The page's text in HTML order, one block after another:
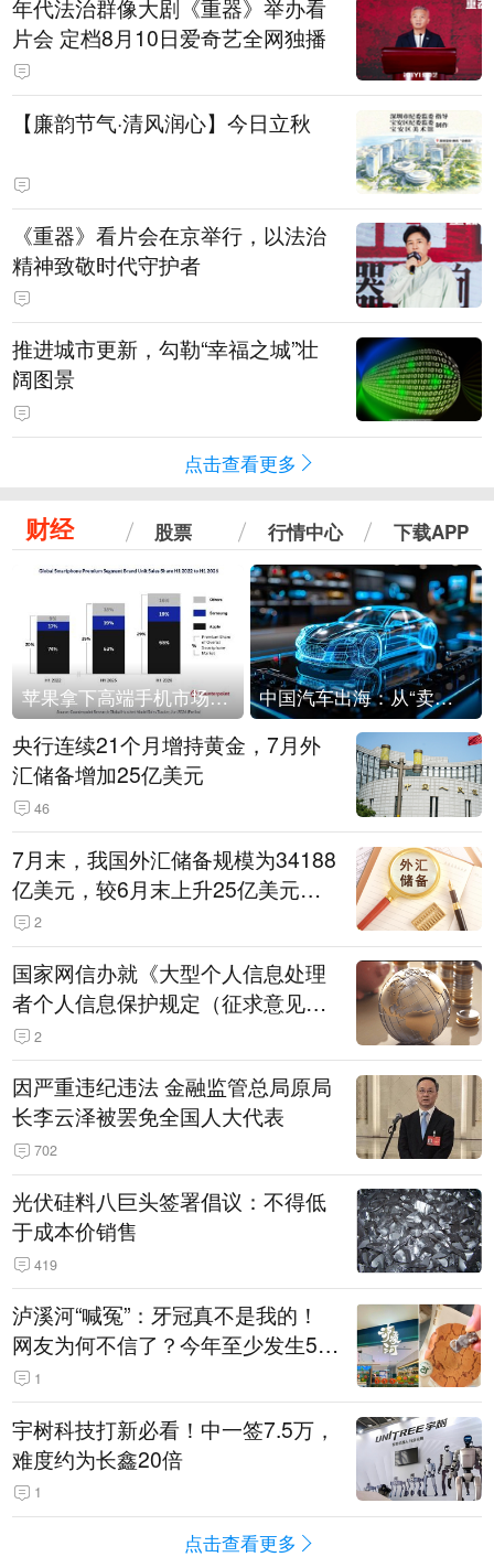
年代法治群像大剧《重器》举办看
片会 定档8月10日爱奇艺全网独播
【廉韵节气·清风润心】今日立秋
《重器》看片会在京举行，以法治
精神致敬时代守护者
推进城市更新，勾勒“幸福之城”壮
阔图景
点击查看更多
财经 股票 行情中心 下载APP
苹果拿下高端手机市场65%的份额：iPhone 17系列功不可没 中国汽车出海：从“卖出去”到“走进去”
央行连续21个月增持黄金，7月外
汇储备增加25亿美元
46
7月末，我国外汇储备规模为34188
亿美元，较6月末上升25亿美元，
升幅为0.07%
2
国家网信办就《大型个人信息处理
者个人信息保护规定（征求意见
稿）》公开征求意见
2
因严重违纪违法 金融监管总局原局
长李云泽被罢免全国人大代表
702
光伏硅料八巨头签署倡议：不得低
于成本价销售
419
泸溪河“喊冤”：牙冠真不是我的！
网友为何不信了？今年至少发生5
起“食品冤案”
1
宇树科技打新必看！中一签7.5万，
难度约为长鑫20倍
1
点击查看更多